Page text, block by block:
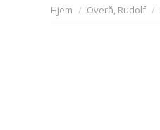
You are here:
Hjem Overå, Rudolf